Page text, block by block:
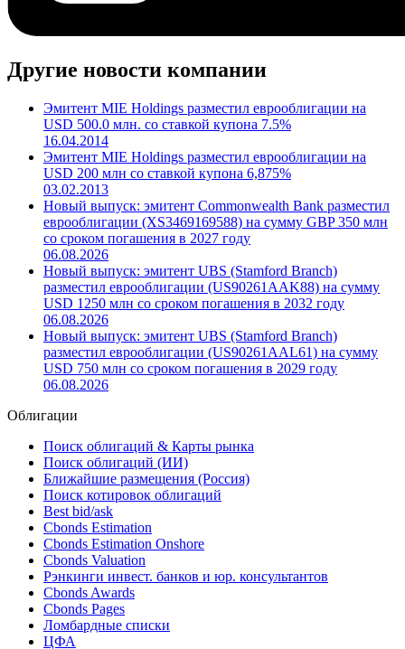
Другие новости компании
Эмитент MIE Holdings разместил еврооблигации на
USD 500.0 млн. со ставкой купона 7.5%
16.04.2014
Эмитент MIE Holdings разместил еврооблигации на
USD 200 млн со ставкой купона 6,875%
03.02.2013
Новый выпуск: эмитент Commonwealth Bank разместил
еврооблигации (XS3469169588) на сумму GBP 350 млн
со сроком погашения в 2027 году
06.08.2026
Новый выпуск: эмитент UBS (Stamford Branch)
разместил еврооблигации (US90261AAK88) на сумму
USD 1250 млн со сроком погашения в 2032 году
06.08.2026
разместил еврооблигации (US90261AAL61) на сумму
06.08.2026
Облигации
Поиск облигаций & Карты рынка
Поиск облигаций (ИИ)
Ближайшие размещения (Россия)
Поиск котировок облигаций
Best bid/ask
Cbonds Estimation
Cbonds Estimation Onshore
Cbonds Valuation
Рэнкинги инвест. банков и юр. консультантов